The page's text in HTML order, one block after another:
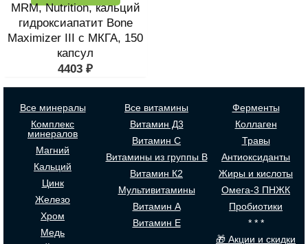
MRM, Nutrition, кальций
гидроксиапатит Bone
Maximizer III с МКГА, 150
капсул
4403 ₽
Все минералы
Комплекс
минералов
Магний
Кальций
Цинк
Железо
Хром
Медь
Все витамины
Витамин Д3
Витамин С
Витамины из группы В
Витамин К2
Мультивитамины
Витамин А
Витамин Е
Ферменты
Коллаген
Травы
Антиоксиданты
Жиры и кислоты
Омега-3 ПНЖК
Пробиотики
* * *
🎁 Акции и скидки